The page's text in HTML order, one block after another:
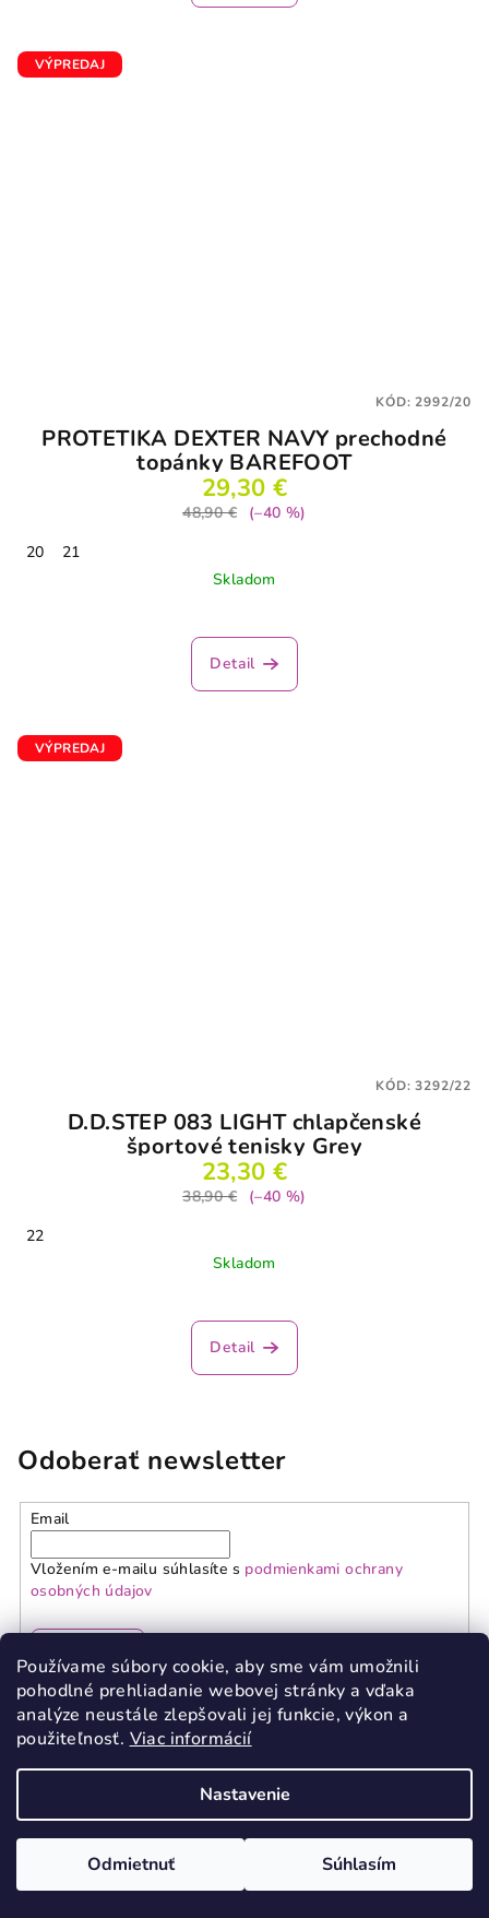
Používame súbory cookie, aby sme vám umožnili
pohodlné prehliadanie webovej stránky a vďaka
analýze neustále zlepšovali jej funkcie, výkon a
použiteľnosť. Viac informácií
Nastavenie
Odmietnuť Súhlasím
VÝPREDAJ
PROTETIKA DEXTER NAVY prechodné
topánky BAREFOOT
29,30 €
48,90 €
(–40 %)
20
21
Skladom
Detail
KÓD:2992/20
VÝPREDAJ
D.D.STEP 083 LIGHT chlapčenské
športové tenisky Grey
23,30 €
38,90 €
(–40 %)
22
Skladom
Detail
KÓD:3292/22
Odoberať newsletter
Email
Vložením e-mailu súhlasíte s podmienkami ochrany
osobných údajov
Prihlásiť sa
Informácie pre vás
PREDAJŇA
Kariéra
VERNOSTNÝ PROGRAM